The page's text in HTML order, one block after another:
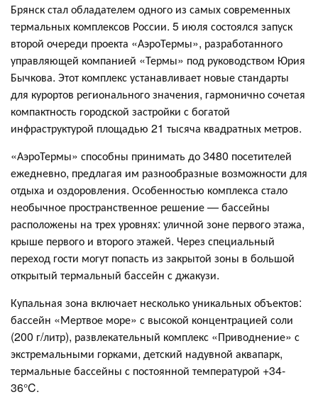
Брянск стал обладателем одного из самых современных
термальных комплексов России. 5 июля состоялся запуск
второй очереди проекта «АэроТермы», разработанного
управляющей компанией «Термы» под руководством Юрия
Бычкова. Этот комплекс устанавливает новые стандарты
для курортов регионального значения, гармонично сочетая
компактность городской застройки с богатой
инфраструктурой площадью 21 тысяча квадратных метров.
«АэроТермы» способны принимать до 3480 посетителей
ежедневно, предлагая им разнообразные возможности для
отдыха и оздоровления. Особенностью комплекса стало
необычное пространственное решение — бассейны
расположены на трех уровнях: уличной зоне первого этажа,
крыше первого и второго этажей. Через специальный
переход гости могут попасть из закрытой зоны в большой
открытый термальный бассейн с джакузи.
Купальная зона включает несколько уникальных объектов:
бассейн «Мертвое море» с высокой концентрацией соли
(200 г/литр), развлекательный комплекс «Приводнение» с
экстремальными горками, детский надувной аквапарк,
термальные бассейны с постоянной температурой +34-
36°C.